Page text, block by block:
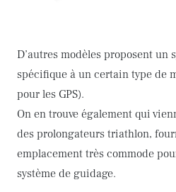
D’autres modèles proposent un
spécifique à un certain type de
pour les GPS).
On en trouve également qui
des prolongateurs triathlon,
emplacement très commode
système de guidage.